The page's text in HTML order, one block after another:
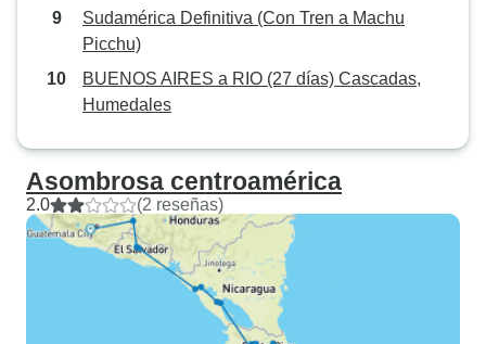
Sudamérica Definitiva (Con Tren a Machu
Picchu)
BUENOS AIRES a RIO (27 días) Cascadas,
Humedales
Asombrosa centroamérica
2.0 (2 reseñas)